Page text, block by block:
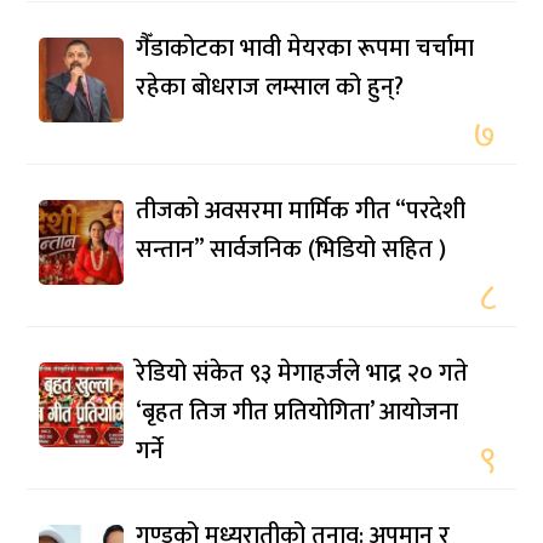
गैँडाकोटका भावी मेयरका रूपमा चर्चामा
रहेका बोधराज लम्साल को हुन्?
७
तीजको अवसरमा मार्मिक गीत “परदेशी
सन्तान” सार्वजनिक (भिडियो सहित )
८
रेडियो संकेत ९३ मेगाहर्जले भाद्र २० गते
‘बृहत तिज गीत प्रतियोगिता’ आयोजना
गर्ने
९